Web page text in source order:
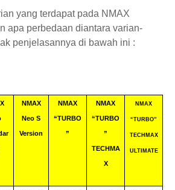
yang terdapat pada NMAX
apa perbedaan diantara varian-
penjelasannya di bawah ini :
NMAX
Neo S
Version
NMAX
“TURBO
”
NMAX
“TURBO
”
TECHMA
X
NMAX
“TURBO”
TECHMAX
ULTIMATE